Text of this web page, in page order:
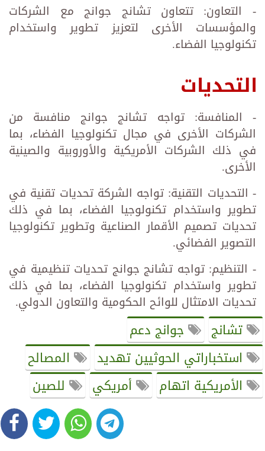
- التعاون: تتعاون تشانج جوانج مع الشركات
والمؤسسات الأخرى لتعزيز تطوير واستخدام
تكنولوجيا الفضاء.
التحديات
- المنافسة: تواجه تشانج جوانج منافسة من
الشركات الأخرى في مجال تكنولوجيا الفضاء، بما
في ذلك الشركات الأمريكية والأوروبية والصينية
الأخرى.
- التحديات التقنية: تواجه الشركة تحديات تقنية في
تطوير واستخدام تكنولوجيا الفضاء، بما في ذلك
تحديات تصميم الأقمار الصناعية وتطوير تكنولوجيا
التصوير الفضائي.
- التنظيم: تواجه تشانج جوانج تحديات تنظيمية في
تطوير واستخدام تكنولوجيا الفضاء، بما في ذلك
تحديات الامتثال للوائح الحكومية والتعاون الدولي.
تشانج
جوانج دعم
استخباراتي الحوثيين تهديد
المصالح
الأمريكية اتهام
أمريكي للصين